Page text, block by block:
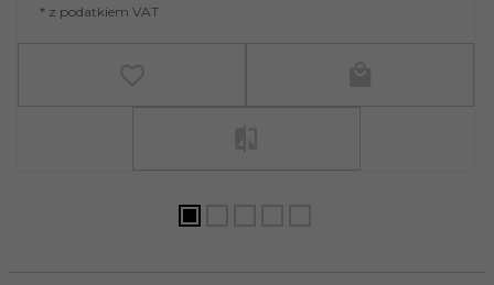
* z podatkiem VAT